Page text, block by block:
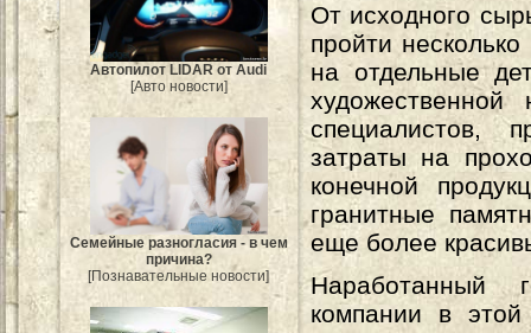
Автопилот LIDAR от Audi
[Авто новости]
Семейные разногласия - в чем
причина?
[Познавательные новости]
От исходного
пройти
на отдельные
специалистов,
затраты на
конечной
гранитные
еще более
Наработанный
компании в этой